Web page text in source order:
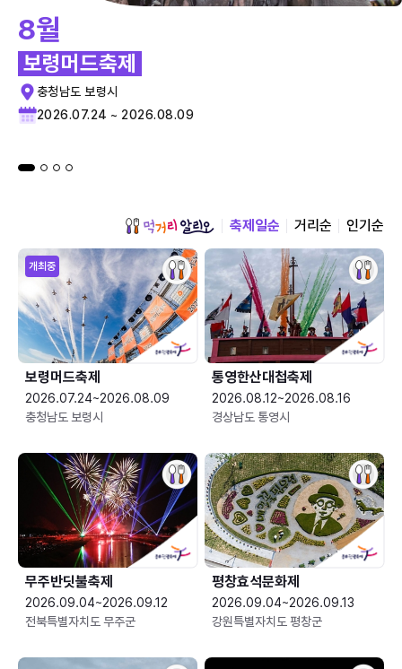
8월
보령머드축제
충청남도 보령시
2026.07.24 ~ 2026.08.09
축제일순 거리순 인기순
개최중
보령머드축제
2026.07.24~2026.08.09
충청남도 보령시
통영한산대첩축제
2026.08.12~2026.08.16
경상남도 통영시
무주반딧불축제
2026.09.04~2026.09.12
전북특별자치도 무주군
평창효석문화제
2026.09.04~2026.09.13
강원특별자치도 평창군